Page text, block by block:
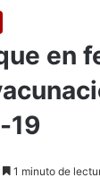
en
19
1 minuto de